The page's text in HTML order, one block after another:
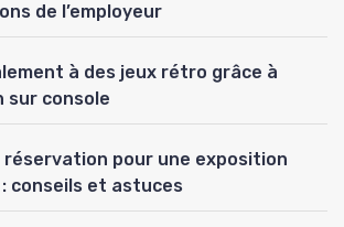
de l’employeur
à des jeux rétro grâce à
sur console
réservation pour une exposition
conseils et astuces